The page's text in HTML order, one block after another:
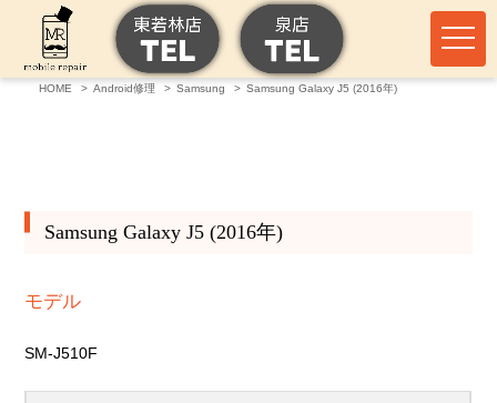
HOME Android修理 Samsung Samsung Galaxy J5 (2016年)
Samsung Galaxy J5 (2016年)
モデル
SM-J510F